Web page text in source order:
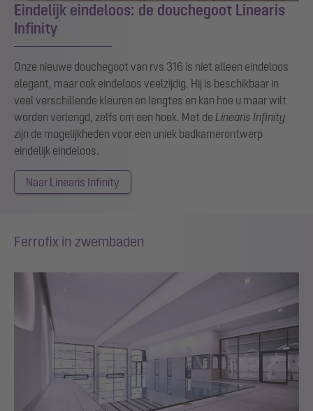
Eindelijk eindeloos: de douchegoot Linearis
Infinity
Onze nieuwe douchegoot van rvs 316 is niet alleen eindeloos
elegant, maar ook eindeloos veelzijdig. Hij is beschikbaar in
veel verschillende kleuren en lengtes en kan hoe u maar wilt
worden verlengd, zelfs om een hoek. Met de Linearis Infinity
zijn de mogelijkheden voor een uniek badkamerontwerp
eindelijk eindeloos.
Naar Linearis Infinity
Ferrofix in zwembaden